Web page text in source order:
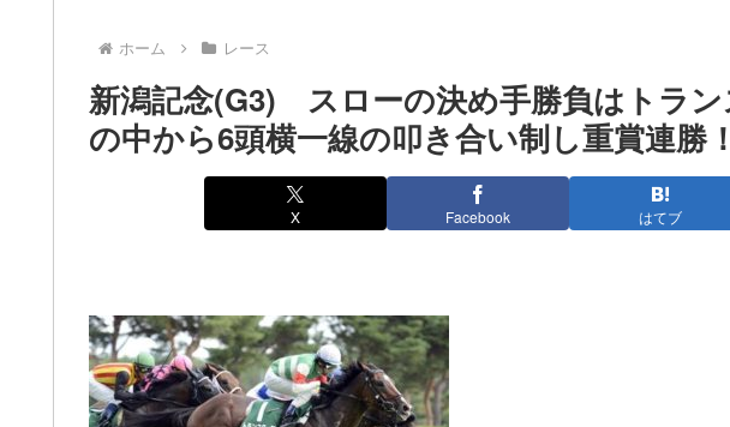
ホーム レース
新潟記念(G3) スローの決め手勝負はトラ
の中から6頭横一線の叩き合い制し重賞連勝！
X Facebook はてブ